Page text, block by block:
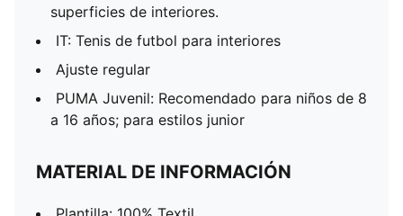
superficies de interiores.
IT: Tenis de futbol para interiores
Ajuste regular
PUMA Juvenil: Recomendado para niños de 8
a 16 años; para estilos junior
MATERIAL DE INFORMACIÓN